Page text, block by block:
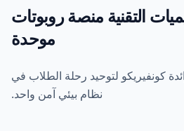
التقنية منصة روبوتات
موحدة
كونفيريكو لتوحيد رحلة الطلاب في
نظام بيئي آمن واحد.